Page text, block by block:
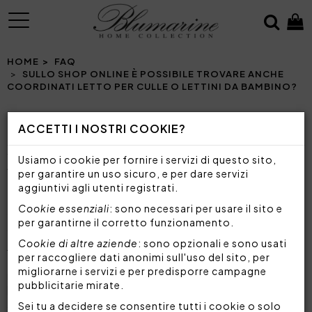
ACCETTI I NOSTRI COOKIE?
Usiamo i cookie per fornire i servizi di questo sito,
per garantire un uso sicuro, e per dare servizi
aggiuntivi agli utenti registrati.
Cookie essenziali: sono necessari per usare il sito e
per garantirne il corretto funzionamento.
Cookie di altre aziende: sono opzionali e sono usati
per raccogliere dati anonimi sull'uso del sito, per
migliorarne i servizi e per predisporre campagne
pubblicitarie mirate.
Sei tu a decidere se consentire tutti i cookie o solo
MENU
HOME
FAQ
SULLO SHOP ONLINE È POSSIBILE TROVARE ANCHE
COORDINATI LETTO PER CULLE O LETTINI DA BAMBINO?
ANCHE COORDINATI LETTO PER CULLE O
LETTINI DA BAMBINO?
Certamente. Per soddisfare al meglio le esigenze
di riposo dei più piccoli Blumarine ha creato la
collezione Blumarine Baby , una linea di
biancheria lettoche comprende tutto il
necessario per arredare la cameretta del tuo
bambino e garantire un sonno sano, sicuro e
confortevole. All'interno della collezione puoi